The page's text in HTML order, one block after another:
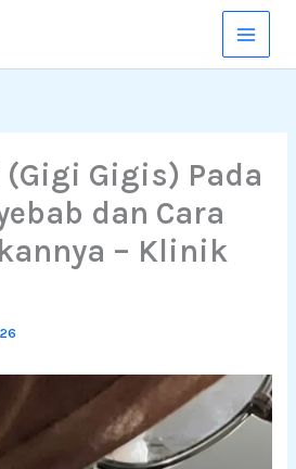
Gigis) Pada
dan Cara
– Klinik